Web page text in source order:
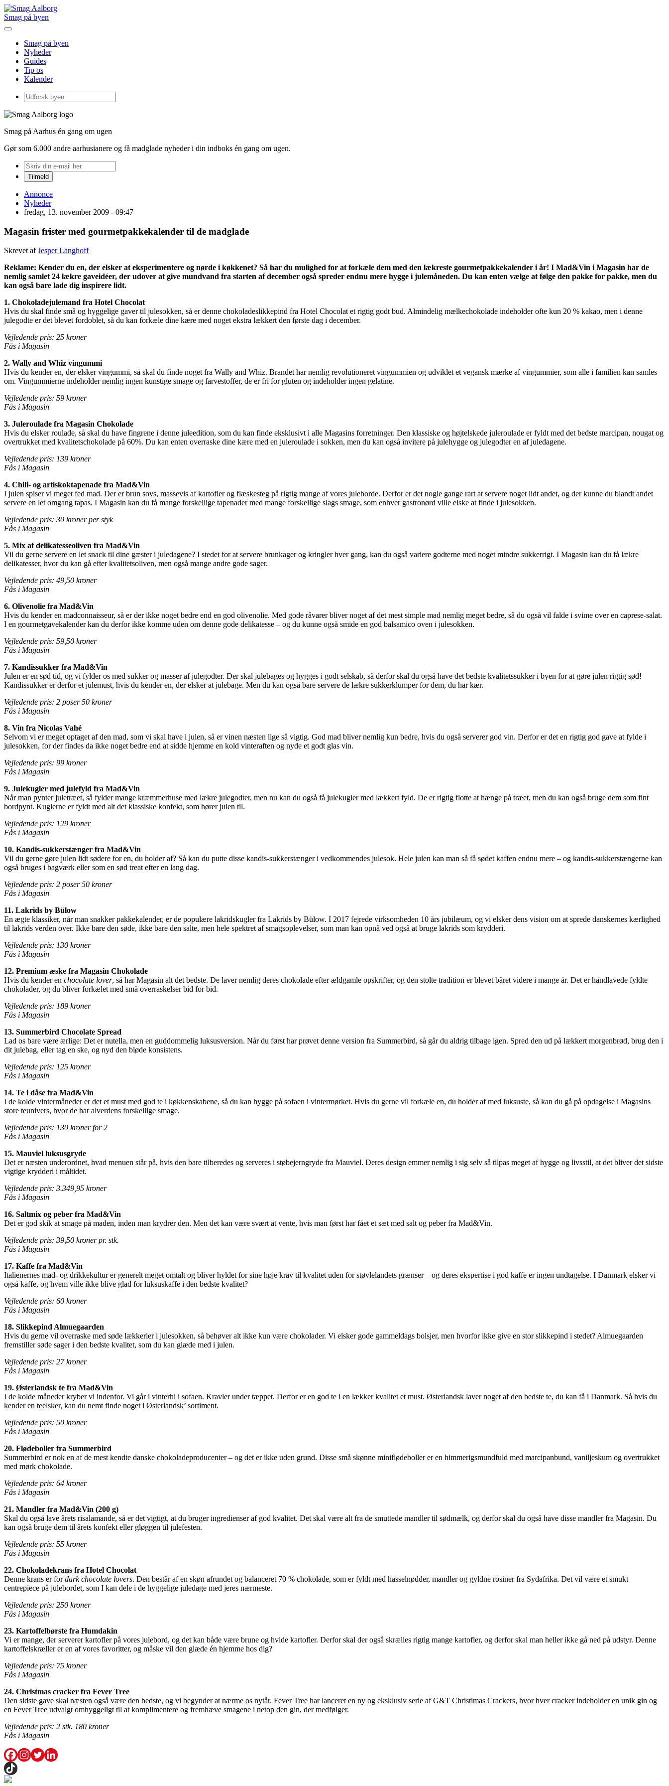
Smag på byen
Smag på byen
Nyheder
Guides
Tip os
Kalender
Smag på Aarhus én gang om ugen
Gør som 6.000 andre aarhusianere og få madglade nyheder i din indboks én gang om ugen.
Annonce
Nyheder
fredag, 13. november 2009 - 09:47
Magasin frister med gourmetpakkekalender til de madglade
Skrevet afJesper Langhoff
Reklame: Kender du en, der elsker at eksperimentere og nørde i køkkenet? Så har du mulighed for at forkæle dem med den lækreste gourmetpakkekalender i år! I Mad&Vin i Magasin har de
nemlig samlet 24 lækre gaveidéer, der udover at give mundvand fra starten af december også spreder endnu mere hygge i julemåneden. Du kan enten vælge at følge den pakke for pakke, men du
kan også bare lade dig inspirere lidt.
1. Chokoladejulemand fra Hotel Chocolat
Hvis du skal finde små og hyggelige gaver til julesokken, så er denne chokoladeslikkepind fra Hotel Chocolat et rigtig godt bud. Almindelig mælkechokolade indeholder ofte kun 20 % kakao, men i denne
julegodte er det blevet fordoblet, så du kan forkæle dine kære med noget ekstra lækkert den første dag i december.
Vejledende pris: 25 kroner
Fås i Magasin
2. Wally and Whiz vingummi
Hvis du kender en, der elsker vingummi, så skal du finde noget fra Wally and Whiz. Brandet har nemlig revolutioneret vingummien og udviklet et vegansk mærke af vingummier, som alle i familien kan samles
om. Vingummierne indeholder nemlig ingen kunstige smage og farvestoffer, de er fri for gluten og indeholder ingen gelatine.
Vejledende pris: 59 kroner
Fås i Magasin
3. Juleroulade fra Magasin Chokolade
Hvis du elsker roulade, så skal du have fingrene i denne juleedition, som du kan finde eksklusivt i alle Magasins forretninger. Den klassiske og højtelskede juleroulade er fyldt med det bedste marcipan, nougat og
overtrukket med kvalitetschokolade på 60%. Du kan enten overraske dine kære med en juleroulade i sokken, men du kan også invitere på julehygge og julegodter en af juledagene.
Vejledende pris: 139 kroner
Fås i Magasin
4. Chili- og artiskoktapenade fra Mad&Vin
I julen spiser vi meget fed mad. Der er brun sovs, massevis af kartofler og flæskesteg på rigtig mange af vores juleborde. Derfor er det nogle gange rart at servere noget lidt andet, og der kunne du blandt andet
servere en let omgang tapas. I Magasin kan du få mange forskellige tapenader med mange forskellige slags smage, som enhver gastronørd ville elske at finde i julesokken.
Vejledende pris: 30 kroner per styk
Fås i Magasin
5. Mix af delikatesseoliven fra Mad&Vin
Vil du gerne servere en let snack til dine gæster i juledagene? I stedet for at servere brunkager og kringler hver gang, kan du også variere godterne med noget mindre sukkerrigt. I Magasin kan du få lækre
delikatesser, hvor du kan gå efter kvalitetsoliven, men også mange andre gode sager.
Vejledende pris: 49,50 kroner
Fås i Magasin
6. Olivenolie fra Mad&Vin
Hvis du kender en madconnaisseur, så er der ikke noget bedre end en god olivenolie. Med gode råvarer bliver noget af det mest simple mad nemlig meget bedre, så du også vil falde i svime over en caprese-salat.
I en gourmetgavekalender kan du derfor ikke komme uden om denne gode delikatesse – og du kunne også smide en god balsamico oven i julesokken.
Vejledende pris: 59,50 kroner
Fås i Magasin
7. Kandissukker fra Mad&Vin
Julen er en sød tid, og vi fylder os med sukker og masser af julegodter. Der skal julebages og hygges i godt selskab, så derfor skal du også have det bedste kvalitetssukker i byen for at gøre julen rigtig sød!
Kandissukker er derfor et julemust, hvis du kender en, der elsker at julebage. Men du kan også bare servere de lækre sukkerklumper for dem, du har kær.
Vejledende pris: 2 poser 50 kroner
Fås i Magasin
8. Vin fra Nicolas Vahé
Selvom vi er meget optaget af den mad, som vi skal have i julen, så er vinen næsten lige så vigtig. God mad bliver nemlig kun bedre, hvis du også serverer god vin. Derfor er det en rigtig god gave at fylde i
julesokken, for der findes da ikke noget bedre end at sidde hjemme en kold vinteraften og nyde et godt glas vin.
Vejledende pris: 99 kroner
Fås i Magasin
9. Julekugler med julefyld fra Mad&Vin
Når man pynter juletræet, så fylder mange kræmmerhuse med lækre julegodter, men nu kan du også få julekugler med lækkert fyld. De er rigtig flotte at hænge på træet, men du kan også bruge dem som fint
bordpynt. Kuglerne er fyldt med alt det klassiske konfekt, som hører julen til.
Vejledende pris: 129 kroner
Fås i Magasin
10. Kandis-sukkerstænger fra Mad&Vin
Vil du gerne gøre julen lidt sødere for en, du holder af? Så kan du putte disse kandis-sukkerstænger i vedkommendes julesok. Hele julen kan man så få sødet kaffen endnu mere – og kandis-sukkerstængerne kan
også bruges i bagværk eller som en sød treat efter en lang dag.
Vejledende pris: 2 poser 50 kroner
Fås i Magasin
11. Lakrids by Bülow
En ægte klassiker, når man snakker pakkekalender, er de populære lakridskugler fra Lakrids by Bülow. I 2017 fejrede virksomheden 10 års jubilæum, og vi elsker dens vision om at sprede danskernes kærlighed
til lakrids verden over. Ikke bare den søde, ikke bare den salte, men hele spektret af smagsoplevelser, som man kan opnå ved også at bruge lakrids som krydderi.
Vejledende pris: 130 kroner
Fås i Magasin
12. Premium æske fra Magasin Chokolade
Hvis du kender en chocolate lover, så har Magasin alt det bedste. De laver nemlig deres chokolade efter ældgamle opskrifter, og den stolte tradition er blevet båret videre i mange år. Det er håndlavede fyldte
chokolader, og du bliver forkælet med små overraskelser bid for bid.
Vejledende pris: 189 kroner
Fås i Magasin
13. Summerbird Chocolate Spread
Lad os bare være ærlige: Det er nutella, men en guddommelig luksusversion. Når du først har prøvet denne version fra Summerbird, så går du aldrig tilbage igen. Spred den ud på lækkert morgenbrød, brug den i
dit julebag, eller tag en ske, og nyd den bløde konsistens.
Vejledende pris: 125 kroner
Fås i Magasin
14. Te i dåse fra Mad&Vin
I de kolde vintermåneder er det et must med god te i køkkenskabene, så du kan hygge på sofaen i vintermørket. Hvis du gerne vil forkæle en, du holder af med luksuste, så kan du gå på opdagelse i Magasins
store teunivers, hvor de har alverdens forskellige smage.
Vejledende pris: 130 kroner for 2
Fås i Magasin
15. Mauviel luksusgryde
Det er næsten underordnet, hvad menuen står på, hvis den bare tilberedes og serveres i støbejerngryde fra Mauviel. Deres design emmer nemlig i sig selv så tilpas meget af hygge og livsstil, at det bliver det sidste
vigtige krydderi i måltidet.
Vejledende pris: 3.349,95 kroner
Fås i Magasin
16. Saltmix og peber fra Mad&Vin
Det er god skik at smage på maden, inden man krydrer den. Men det kan være svært at vente, hvis man først har fået et sæt med salt og peber fra Mad&Vin.
Vejledende pris: 39,50 kroner pr. stk.
Fås i Magasin
17. Kaffe fra Mad&Vin
Italienernes mad- og drikkekultur er generelt meget omtalt og bliver hyldet for sine høje krav til kvalitet uden for støvlelandets grænser – og deres ekspertise i god kaffe er ingen undtagelse. I Danmark elsker vi
også kaffe, og hvem ville ikke blive glad for luksuskaffe i den bedste kvalitet?
Vejledende pris: 60 kroner
Fås i Magasin
18. Slikkepind Almuegaarden
Hvis du gerne vil overraske med søde lækkerier i julesokken, så behøver alt ikke kun være chokolader. Vi elsker gode gammeldags bolsjer, men hvorfor ikke give en stor slikkepind i stedet? Almuegaarden
fremstiller søde sager i den bedste kvalitet, som du kan glæde med i julen.
Vejledende pris: 27 kroner
Fås i Magasin
19. Østerlandsk te fra Mad&Vin
I de kolde måneder kryber vi indenfor. Vi går i vinterhi i sofaen. Kravler under tæppet. Derfor er en god te i en lækker kvalitet et must. Østerlandsk laver noget af den bedste te, du kan få i Danmark. Så hvis du
kender en teelsker, kan du nemt finde noget i Østerlandsk’ sortiment.
Vejledende pris: 50 kroner
Fås i Magasin
20. Flødeboller fra Summerbird
Summerbird er nok en af de mest kendte danske chokoladeproducenter – og det er ikke uden grund. Disse små skønne miniflødeboller er en himmerigsmundfuld med marcipanbund, vaniljeskum og overtrukket
med mørk chokolade.
Vejledende pris: 64 kroner
Fås i Magasin
21. Mandler fra Mad&Vin (200 g)
Skal du også lave årets risalamande, så er det vigtigt, at du bruger ingredienser af god kvalitet. Det skal være alt fra de smuttede mandler til sødmælk, og derfor skal du også have disse mandler fra Magasin. Du
kan også bruge dem til årets konfekt eller gløggen til julefesten.
Vejledende pris: 55 kroner
Fås i Magasin
22. Chokoladekrans fra Hotel Chocolat
Denne krans er fordark chocolate lovers. Den består af en skøn afrundet og balanceret 70 % chokolade, som er fyldt med hasselnødder, mandler og gyldne rosiner fra Sydafrika. Det vil være et smukt
centrepiece på julebordet, som I kan dele i de hyggelige juledage med jeres nærmeste.
Vejledende pris: 250 kroner
Fås i Magasin
23. Kartoffelbørste fra Humdakin
Vi er mange, der serverer kartofler på vores julebord, og det kan både være brune og hvide kartofler. Derfor skal der også skrælles rigtig mange kartofler, og derfor skal man heller ikke gå ned på udstyr. Denne
kartoffelskræller er en af vores favoritter, og måske vil den glæde én hjemme hos dig?
Vejledende pris: 75 kroner
Fås i Magasin
24. Christmas cracker fra Fever Tree
Den sidste gave skal næsten også være den bedste, og vi begynder at nærme os nytår. Fever Tree har lanceret en ny og eksklusiv serie af G&T Christimas Crackers, hvor hver cracker indeholder en unik gin og
en Fever Tree udvalgt omhyggeligt til at komplimentere og fremhæve smagene i netop den gin, der medfølger.
Vejledende pris: 2 stk. 180 kroner
Fås i Magasin